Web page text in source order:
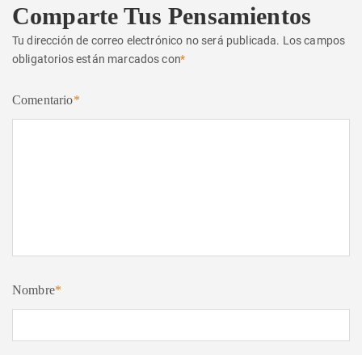
Comparte Tus Pensamientos
Tu dirección de correo electrónico no será publicada. Los campos
obligatorios están marcados con*
Comentario*
Nombre*